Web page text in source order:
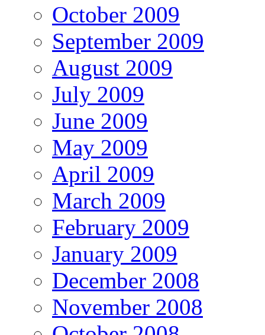
October 2009
September 2009
August 2009
July 2009
June 2009
May 2009
April 2009
March 2009
February 2009
January 2009
December 2008
November 2008